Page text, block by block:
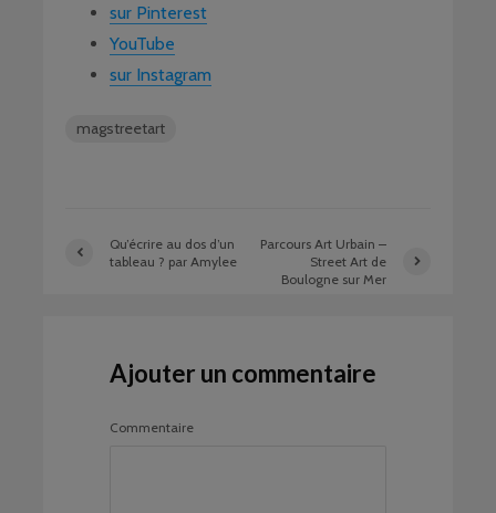
sur Pinterest
YouTube
sur Instagram
magstreetart
Qu’écrire au dos d’un
tableau ? par Amylee
Parcours Art Urbain –
Street Art de
Boulogne sur Mer
Ajouter un commentaire
Commentaire